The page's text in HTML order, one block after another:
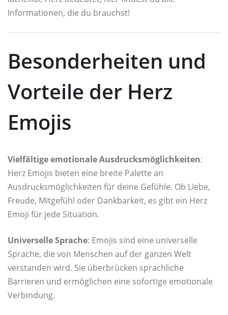
Informationen, die du brauchst!
Besonderheiten und
Vorteile der Herz
Emojis
Vielfältige emotionale Ausdrucksmöglichkeiten:
Herz Emojis bieten eine breite Palette an
Ausdrucksmöglichkeiten für deine Gefühle. Ob Liebe,
Freude, Mitgefühl oder Dankbarkeit, es gibt ein Herz
Emoji für jede Situation.
Universelle Sprache: Emojis sind eine universelle
Sprache, die von Menschen auf der ganzen Welt
verstanden wird. Sie überbrücken sprachliche
Barrieren und ermöglichen eine sofortige emotionale
Verbindung.